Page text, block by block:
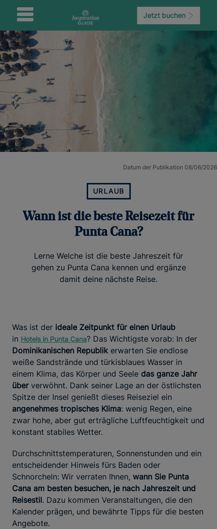
Jetzt buchen
Datum der Publikation 08/06/2026
URLAUB
Wann ist die beste Reisezeit für
Punta Cana?
Lerne Welche ist die beste Jahreszeit für
gehen zu Punta Cana kennen und ergänze
damit deine nächste Reise.
Was ist der ideale Zeitpunkt für einen Urlaub
in Hotels in Punta Cana? Das Wichtigste vorab: In der
Dominikanischen Republik erwarten Sie endlose
weiße Sandstrände und türkisblaues Wasser in
einem Klima, das Körper und Seele das ganze Jahr
über verwöhnt. Dank seiner Lage an der östlichsten
Spitze der Insel genießt dieses Reiseziel ein
angenehmes tropisches Klima: wenig Regen, eine
zwar hohe, aber gut erträgliche Luftfeuchtigkeit und
konstant stabiles Wetter.
Durchschnittstemperaturen, Sonnenstunden und ein
entscheidender Hinweis fürs Baden oder
Schnorcheln: Wir verraten Ihnen, wann Sie Punta
Cana am besten besuchen, je nach Jahreszeit und
Reisestil. Dazu kommen Veranstaltungen, die den
Kalender prägen, und bewährte Tipps für die besten
Angebote.